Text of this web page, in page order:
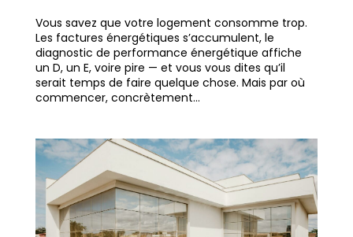
Vous savez que votre logement consomme trop.
Les factures énergétiques s’accumulent, le
diagnostic de performance énergétique affiche
un D, un E, voire pire — et vous vous dites qu’il
serait temps de faire quelque chose. Mais par où
commencer, concrètement...